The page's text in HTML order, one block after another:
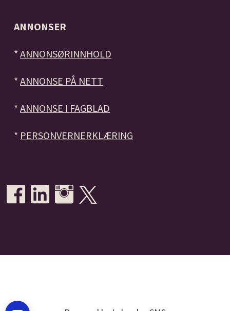
ANNONSER
*ANNONSØRINNHOLD
*ANNONSE PÅ NETT
*ANNONSE I FAGBLAD
* PERSONVERNERKLÆRING